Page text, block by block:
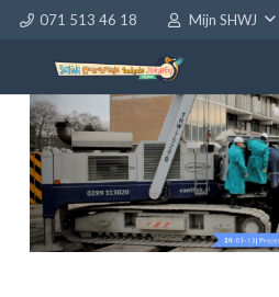
071 513 46 18 Mijn SHWJ